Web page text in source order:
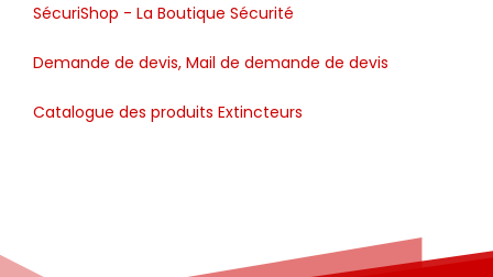
SécuriShop - La Boutique Sécurité
Demande de devis, Mail de demande de devis
Catalogue des produits Extincteurs